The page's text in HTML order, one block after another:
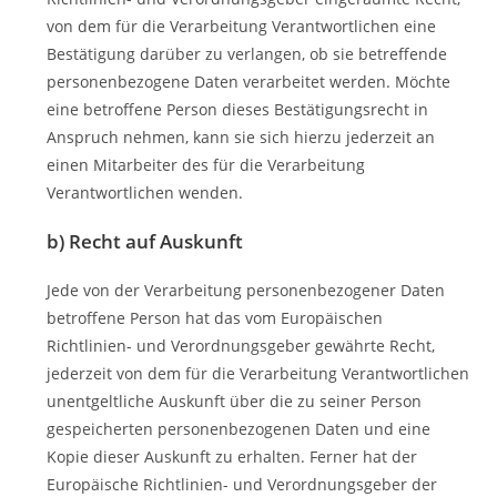
von dem für die Verarbeitung Verantwortlichen eine
Bestätigung darüber zu verlangen, ob sie betreffende
personenbezogene Daten verarbeitet werden. Möchte
eine betroffene Person dieses Bestätigungsrecht in
Anspruch nehmen, kann sie sich hierzu jederzeit an
einen Mitarbeiter des für die Verarbeitung
Verantwortlichen wenden.
b) Recht auf Auskunft
Jede von der Verarbeitung personenbezogener Daten
betroffene Person hat das vom Europäischen
Richtlinien- und Verordnungsgeber gewährte Recht,
jederzeit von dem für die Verarbeitung Verantwortlichen
unentgeltliche Auskunft über die zu seiner Person
gespeicherten personenbezogenen Daten und eine
Kopie dieser Auskunft zu erhalten. Ferner hat der
Europäische Richtlinien- und Verordnungsgeber der